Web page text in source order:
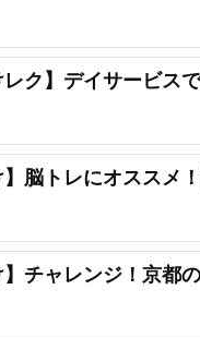
レク】デイサービス
】脳トレにオススメ
】チャレンジ！京都